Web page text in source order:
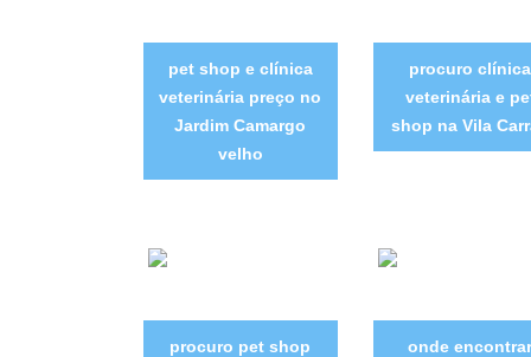
pet shop e clínica
veterinária preço no
Jardim Camargo
velho
procuro clínica
veterinária e
shop na Vila
procuro pet shop
onde encontrar